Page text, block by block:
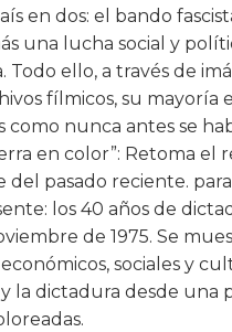
en dos: el bando
una lucha social y
Todo ello, a través de
fílmicos, su mayoría
como nunca antes se
en color”: Retoma el
del pasado reciente.
los 40 años de
de 1975. Se
sociales y
la dictadura desde una